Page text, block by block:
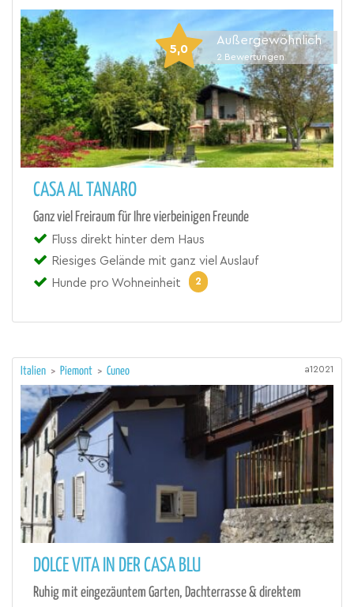
5,0
Außergewöhnlich
2 Bewertungen
CASA AL TANARO
Ganz viel Freiraum für Ihre vierbeinigen Freunde
Fluss direkt hinter dem Haus
Riesiges Gelände mit ganz viel Auslauf
Hunde pro Wohneinheit
2
Italien > Piemont > Cuneo a12021
DOLCE VITA IN DER CASA BLU
Ruhig mit eingezäuntem Garten, Dachterrasse & direktem